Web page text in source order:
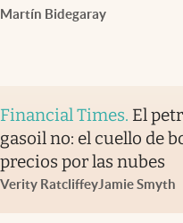
Martín Bidegaray
Financial Times. El
gasoil no: el cuello de
precios por las nubes
Verity RatcliffeyJamie Smyth